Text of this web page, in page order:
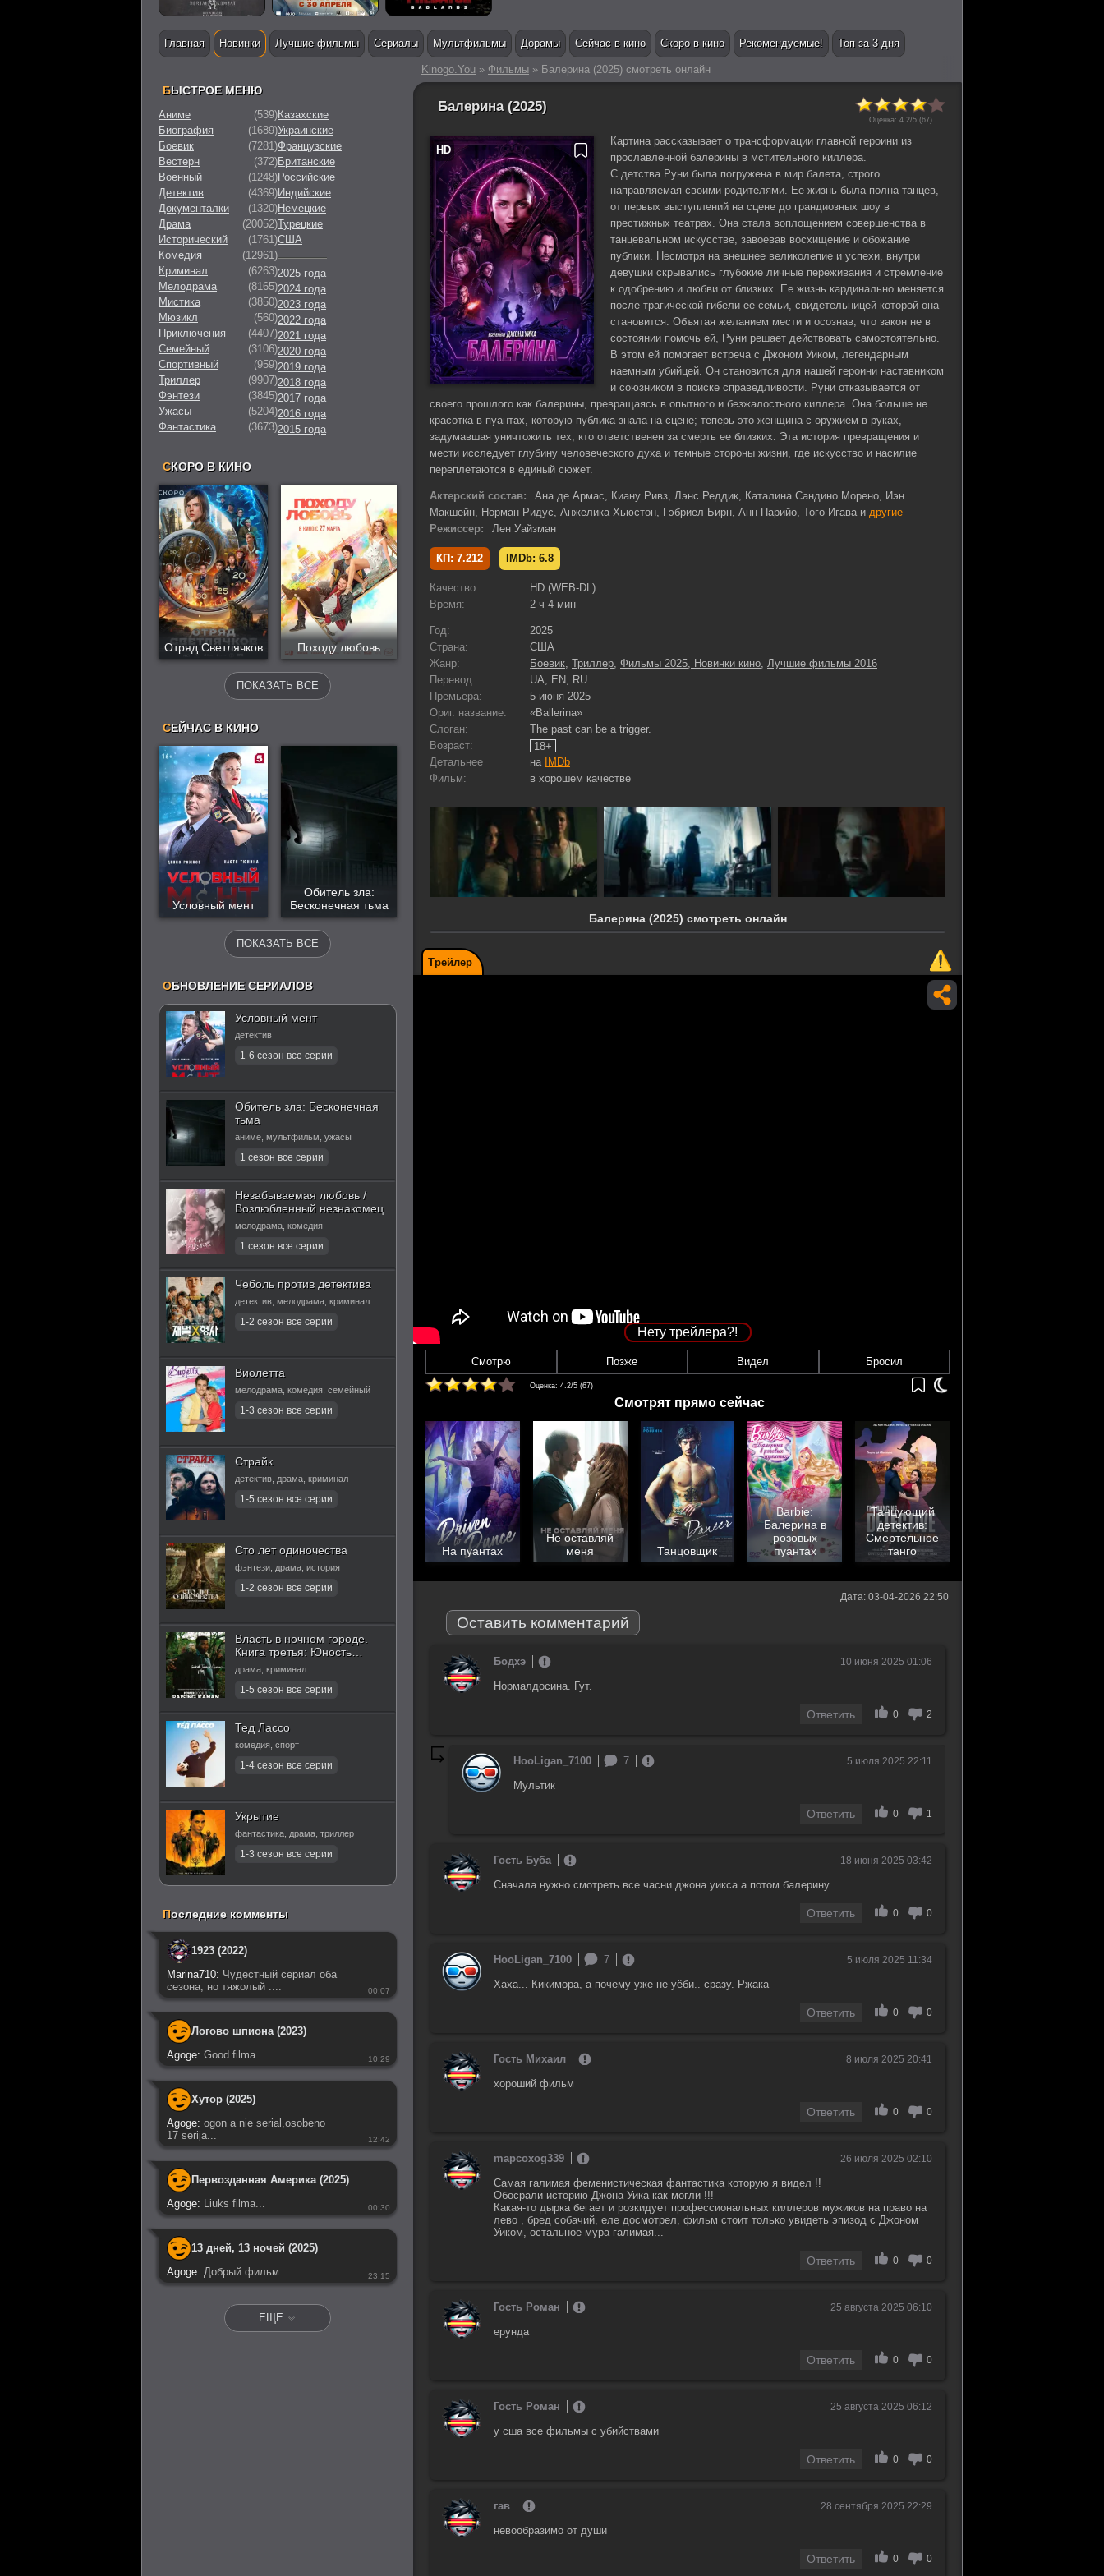
Kinogo.You » Фильмы » Балерина (2025) смотреть онлайн
Балерина (2025)
Оценка: 4.2/5 (67)
Картина рассказывает о трансформации главной героини из
прославленной балерины в мстительного киллера.
С детства Руни была погружена в мир балета, строго
направляемая своими родителями. Ее жизнь была полна танцев,
от первых выступлений на сцене до грандиозных шоу в
престижных театрах. Она стала воплощением совершенства в
танцевальном искусстве, завоевав восхищение и обожание
публики. Несмотря на внешнее великолепие и успехи, внутри
девушки скрывались глубокие личные переживания и стремление
к одобрению и любви от близких. Ее жизнь кардинально меняется
после трагической гибели ее семьи, свидетельницей которой она
становится. Объятая желанием мести и осознав, что закон не в
состоянии помочь ей, Руни решает действовать самостоятельно.
В этом ей помогает встреча с Джоном Уиком, легендарным
наемным убийцей. Он становится для нашей героини наставником
и союзником в поиске справедливости. Руни отказывается от
своего прошлого как балерины, превращаясь в опытного и безжалостного киллера. Она больше не
красотка в пуантах, которую публика знала на сцене; теперь это женщина с оружием в руках,
задумавшая уничтожить тех, кто ответственен за смерть ее близких. Эта история превращения и
мести исследует глубину человеческого духа и темные стороны жизни, где искусство и насилие
переплетаются в единый сюжет.
Актерский состав:
Ана де Армас, Киану Ривз, Лэнс Реддик, Каталина Сандино Морено, Иэн
Макшейн, Норман Ридус, Анжелика Хьюстон, Гэбриел Бирн, Анн Парийо, Того Игава и другие
Режиссер:
Лен Уайзман
КП: 7.212 IMDb: 6.8
Качество:
HD (WEB-DL)
Время:
2 ч 4 мин
Год:
2025
Страна:
США
Жанр:
Боевик, Триллер, Фильмы 2025, Новинки кино, Лучшие фильмы 2016
Перевод:
UA, EN, RU
Премьера:
5 июня 2025
Ориг. название:
«Ballerina»
Слоган:
The past can be a trigger.
Возраст:
18+
Детальнее
на
IMDb
Фильм:
в хорошем качестве
Балерина (2025) смотреть онлайн
Трейлер
Нету трейлера?!
Смотрю Позже Видел Бросил
Оценка: 4.2/5 (67)
Смотрят прямо сейчас
На пуантах
Не оставляй
меня
Танцовщик
Barbie:
Балерина в
розовых
пуантах
Танцующий
детектив:
Смертельное
танго
Дата: 03-04-2026 22:50
Оставить комментарий
Бодхэ 10 июня 2025 01:06
Нормалдосина. Гут.
Ответить 0 2
HooLigan_7100 7 5 июля 2025 22:11
Мультик
Ответить 0 1
Гость Буба 18 июня 2025 03:42
Сначала нужно смотреть все часни джона уикса а потом балерину
Ответить 0 0
HooLigan_7100 7 5 июля 2025 11:34
Хаха... Кикимора, а почему уже не уёби.. сразу. Ржака
Ответить 0 0
Гость Михаил 8 июля 2025 20:41
хороший фильм
Ответить 0 0
mapcoxog339 26 июля 2025 02:10
Самая галимая феменистическая фантастика которую я видел !!
Обосрали историю Джона Уика как могли !!!
Какая-то дырка бегает и розкидует профессиональных киллеров мужиков на право на
лево , бред собачий, еле досмотрел, фильм стоит только увидеть эпизод с Джоном
Уиком, остальное мура галимая...
Ответить 0 0
Гость Роман 25 августа 2025 06:10
ерунда
Ответить 0 0
Гость Роман 25 августа 2025 06:12
у сша все фильмы с убийствами
Ответить 0 0
гав 28 сентября 2025 22:29
невообразимо от души
Ответить 0 0
БЫСТРОЕ МЕНЮ
Аниме
(539)
Биография
(1689)
Боевик
(7281)
Вестерн
(372)
Военный
(1248)
Детектив
(4369)
Документалки
(1320)
Драма
(20052)
Исторический
(1761)
Комедия
(12961)
Криминал
(6263)
Мелодрама
(8165)
Мистика
(3850)
Мюзикл
(560)
Приключения
(4407)
Семейный
(3106)
Спортивный
(959)
Триллер
(9907)
Фэнтези
(3845)
Ужасы
(5204)
Фантастика
(3673)
Казахские
Украинские
Французские
Британские
Российские
Индийские
Немецкие
Турецкие
США
2025 года
2024 года
2023 года
2022 года
2021 года
2020 года
2019 года
2018 года
2017 года
2016 года
2015 года
СКОРО В КИНО
Отряд Светлячков Походу любовь
ПОКАЗАТЬ ВСЕ
СЕЙЧАС В КИНО
Условный мент
Обитель зла:
Бесконечная тьма
ПОКАЗАТЬ ВСЕ
ОБНОВЛЕНИЕ СЕРИАЛОВ
Условный мент
детектив
Обитель зла: Бесконечная
тьма
аниме, мультфильм, ужасы
Незабываемая любовь /
Возлюбленный незнакомец
мелодрама, комедия
Чеболь против детектива
детектив, мелодрама, криминал
Виолетта
мелодрама, комедия, семейный
Страйк
детектив, драма, криминал
Сто лет одиночества
фэнтези, драма, история
Власть в ночном городе.
Книга третья: Юность
Кэнена
драма, криминал
Тед Лассо
комедия, спорт
Укрытие
фантастика, драма, триллер
Последние комменты
1923 (2022)
Marina710: Чудестный сериал оба
сезона, но тяжолый ....
00:07
Логово шпиона (2023)
Agoge: Good filma... 10:29
Хутор (2025)
Agoge: ogon a nie serial,osobeno
17 serija...
12:42
Первозданная Америка (2025)
Agoge: Liuks filma... 00:30
13 дней, 13 ночей (2025)
Agoge: Добрый фильм... 23:15
ЕЩЕ
Главная Новинки Лучшие фильмы Сериалы Мультфильмы Дорамы Сейчас в кино Скоро в кино Рекомендуемые! Топ за 3 дня